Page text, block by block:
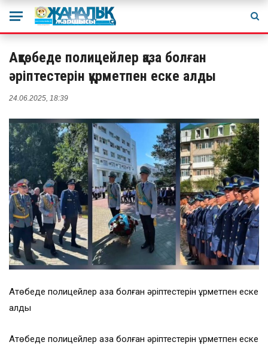
Ақтөбеде полицейлер қаза болған
әріптестерін құрметпен еске алды
24.06.2025, 18:39
Ақтөбеде полицейлер қаза болған әріптестерін құрметпен еске
алды
Ақтөбеде полицейлер қаза болған әріптестерін құрметпен еске